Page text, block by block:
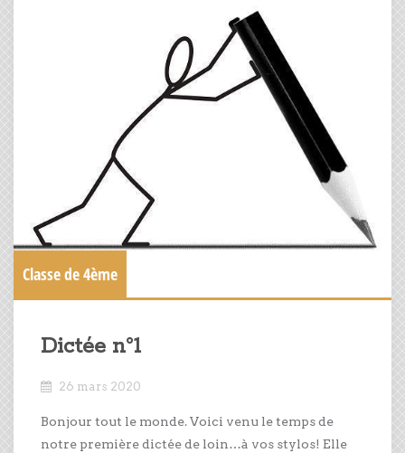
Classe de 4ème
Dictée n°1
26 mars 2020
Bonjour tout le monde. Voici venu le temps de
notre première dictée de loin…à vos stylos! Elle